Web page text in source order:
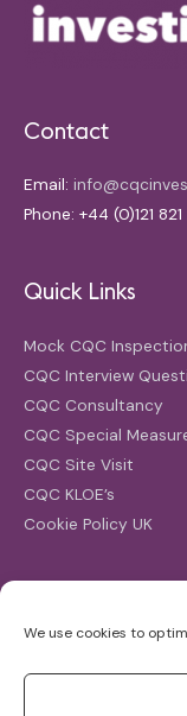
We use cookies to
Contact
Email:
Phone: +44 (0)121
Quick Links
Mock CQC
CQC Interview
CQC Consultancy
CQC Special
CQC Site Visit
CQC KLOE’s
Cookie Policy UK
for: